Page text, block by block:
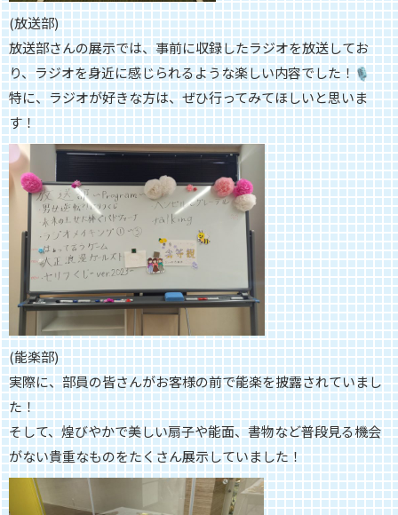
(放送部)
放送部さんの展示では、事前に収録したラジオを放送してお
り、ラジオを身近に感じられるような楽しい内容でした！
特に、ラジオが好きな方は、ぜひ行ってみてほしいと思いま
す！
(能楽部)
実際に、部員の皆さんがお客様の前で能楽を披露されていまし
た！
そして、煌びやかで美しい扇子や能面、書物など普段見る機会
がない貴重なものをたくさん展示していました！